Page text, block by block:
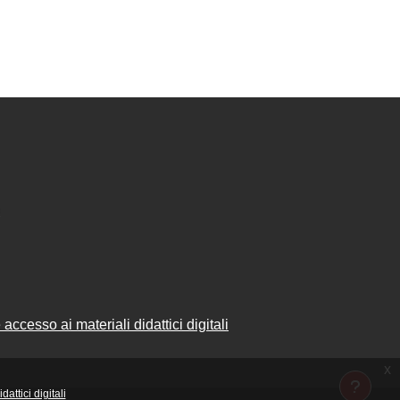
digitali
x
ai materiali didattici digitali